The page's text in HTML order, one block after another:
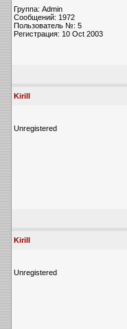
Группа: Admin
Сообщений: 1972
Пользователь №: 5
Регистрация: 10 Oct 2003
Kirill
Unregistered
Kirill
Unregistered